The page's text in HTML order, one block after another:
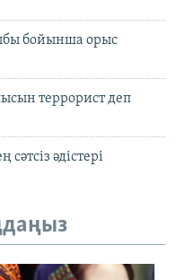
бойынша орыс
террорист деп
әдістері